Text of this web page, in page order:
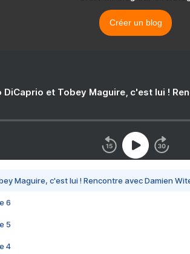
Créer un blog
DiCaprio et Tobey Maguire, c'est lui !
Maguire, c'est lui ! Rencontre avec Damien
6
5
4